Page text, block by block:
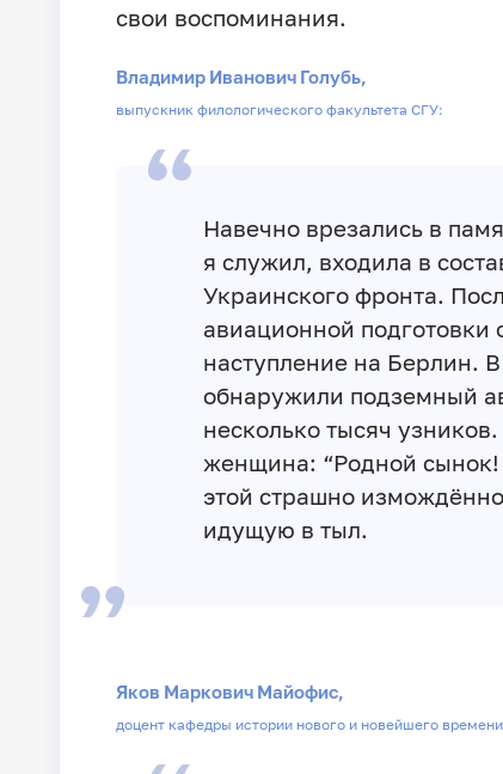
свои воспоминания.
Владимир Иванович Голубь,
выпускник филологического факультета СГУ:
Навечно врезались в
я служил, входила в
Украинского фронта.
авиационной подготовки
наступление на Берлин.
обнаружили подземный
несколько тысяч
женщина: “Родной сынок!
этой страшно
идущую в тыл.
Яков Маркович Майофис,
доцент кафедры истории нового и новейшего